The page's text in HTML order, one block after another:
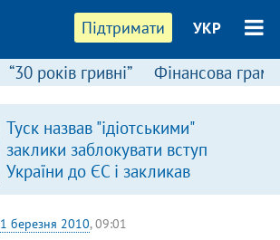
Підтримати УКР
“30 років гривні” Фінансова
Туск назвав "ідіотськими"
заклики заблокувати вступ
України до ЄС і закликав
припинити антиукраїнську
риторику
1 березня 2010, 09:01